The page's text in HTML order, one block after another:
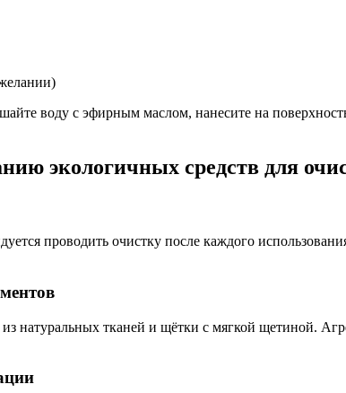
воду с эфирным маслом, нанесите на
экологичных средств для
проводить очистку после каждого
натуральных тканей и щётки с мягкой щетиной.